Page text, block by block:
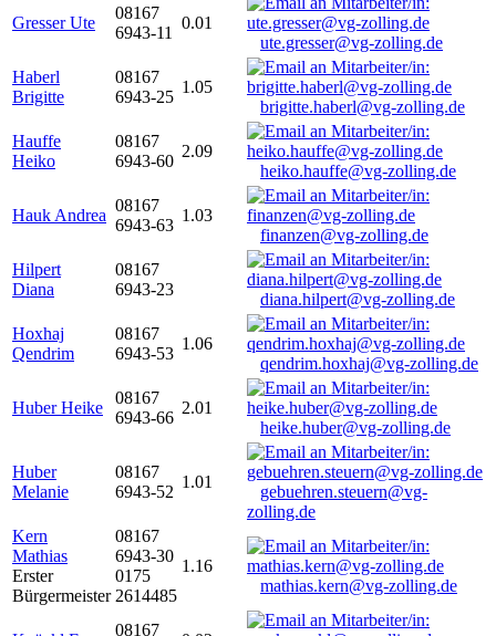
Gresser Ute
08167
6943-11
0.01
ute.gresser@vg-zolling.de
Haberl
Brigitte
08167
6943-25
1.05
brigitte.haberl@vg-zolling.de
Hauffe
Heiko
08167
6943-60
2.09
heiko.hauffe@vg-zolling.de
Hauk Andrea
08167
6943-63
1.03
finanzen@vg-zolling.de
Hilpert
Diana
08167
6943-23
diana.hilpert@vg-zolling.de
Hoxhaj
Qendrim
08167
6943-53
1.06
qendrim.hoxhaj@vg-zolling.de
Huber Heike
08167
6943-66
2.01
heike.huber@vg-zolling.de
Huber
Melanie
08167
6943-52
1.01
gebuehren.steuern@vg-
zolling.de
Kern
Mathias
Erster
Bürgermeister
08167
6943-30
0175
2614485
1.16
mathias.kern@vg-zolling.de
08167